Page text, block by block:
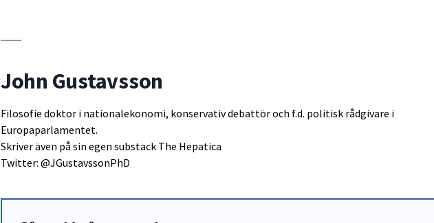
John Gustavsson
Filosofie doktor i nationalekonomi, konservativ debattör och f.d. politisk rådgivare i
Europaparlamentet.
Skriver även på sin egen substack The Hepatica
Twitter: @JGustavssonPhD